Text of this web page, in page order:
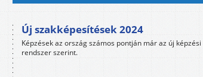
Új szakképesítések 2024
Képzések az ország számos pontján már az új képzési
rendszer szerint.